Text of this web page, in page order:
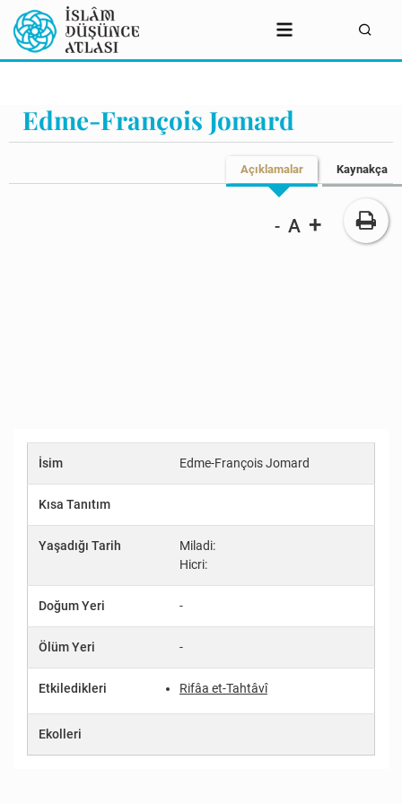
Edme-François Jomard
Açıklamalar Kaynakça
- A +
İsim Edme-François Jomard
Kısa Tanıtım
Yaşadığı Tarih
Miladi:
Hicri:
Doğum Yeri -
Ölüm Yeri -
Etkiledikleri Rifâa et-Tahtâvî
Ekolleri